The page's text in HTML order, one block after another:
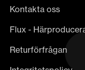
Kontakta oss
Flux -
Returförfrågan